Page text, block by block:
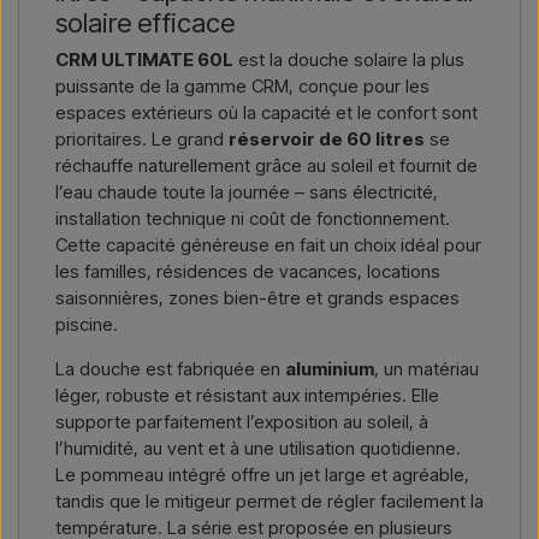
livraison, et vous recevrez une offre.
Nous écrire → Nous appeler →
solaire efficace
CRM ULTIMATE 60L est la douche solaire la plus
puissante de la gamme CRM, conçue pour les
espaces extérieurs où la capacité et le confort sont
prioritaires. Le grand réservoir de 60 litres se
réchauffe naturellement grâce au soleil et fournit de
l’eau chaude toute la journée – sans électricité,
installation technique ni coût de fonctionnement.
Cette capacité généreuse en fait un choix idéal pour
les familles, résidences de vacances, locations
saisonnières, zones bien-être et grands espaces
piscine.
La douche est fabriquée en aluminium, un matériau
léger, robuste et résistant aux intempéries. Elle
supporte parfaitement l’exposition au soleil, à
l’humidité, au vent et à une utilisation quotidienne.
Le pommeau intégré offre un jet large et agréable,
tandis que le mitigeur permet de régler facilement la
température. La série est proposée en plusieurs